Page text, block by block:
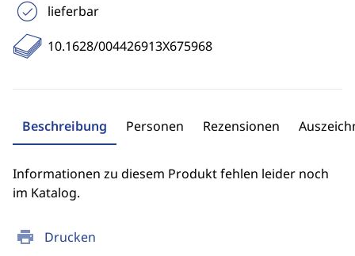
print Drucken
lieferbar
10.1628/004426913X675968
Beschreibung Personen Rezensionen
Informationen zu diesem Produkt fehlen leider noch
im Katalog.